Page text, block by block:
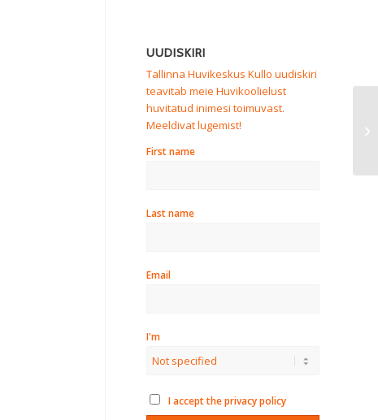
UUDISKIRI
Tallinna Huvikeskus Kullo uudiskiri
teavitab meie Huvikoolielust
huvitatud inimesi toimuvast.
Meeldivat lugemist!
First name
Last name
Email
I'm
I accept the privacy policy